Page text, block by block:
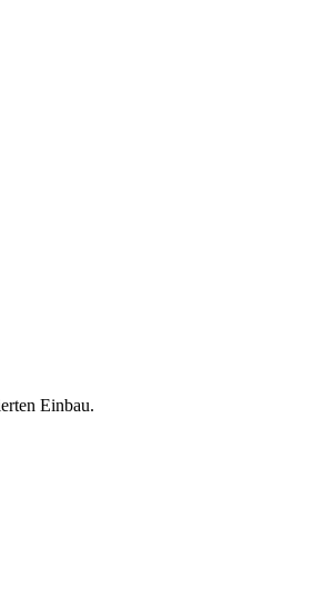
Einbau.